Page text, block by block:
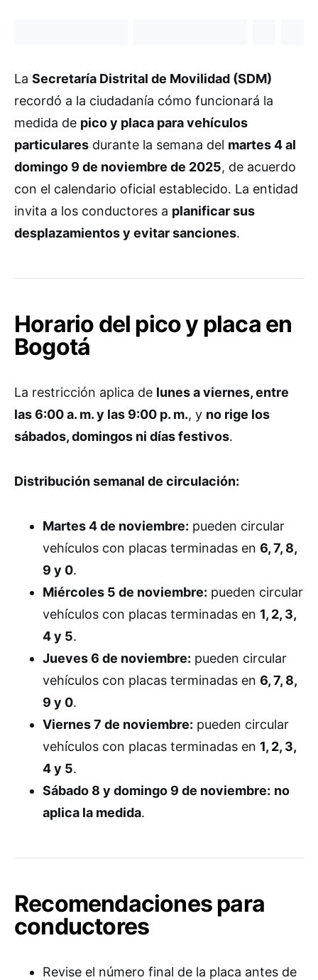
La Secretaría Distrital de Movilidad (SDM)
recordó a la ciudadanía cómo funcionará la
medida de pico y placa para vehículos
particulares durante la semana del martes 4 al
domingo 9 de noviembre de 2025, de acuerdo
con el calendario oficial establecido. La entidad
invita a los conductores a planificar sus
desplazamientos y evitar sanciones.
Horario del pico y placa en
Bogotá
La restricción aplica de lunes a viernes, entre
las 6:00 a. m. y las 9:00 p. m., y no rige los
sábados, domingos ni días festivos.
Distribución semanal de circulación:
Martes 4 de noviembre: pueden circular
vehículos con placas terminadas en 6, 7, 8,
9 y 0.
Miércoles 5 de noviembre: pueden circular
vehículos con placas terminadas en 1, 2, 3,
4 y 5.
Jueves 6 de noviembre: pueden circular
vehículos con placas terminadas en 6, 7, 8,
9 y 0.
Viernes 7 de noviembre: pueden circular
vehículos con placas terminadas en 1, 2, 3,
4 y 5.
Sábado 8 y domingo 9 de noviembre: no
aplica la medida.
Recomendaciones para
conductores
Revise el número final de la placa antes de